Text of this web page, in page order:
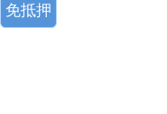
免抵押